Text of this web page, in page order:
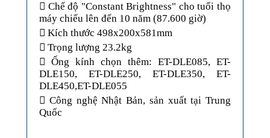
 Chế độ "Constant Brightness" cho tuổi thọ
máy chiếu lên đến 10 năm (87.600 giờ)
 Kích thước 498x200x581mm
 Trọng lượng 23.2kg
 Ống kính chọn thêm: ET-DLE085, ET-
DLE150, ET-DLE250, ET-DLE350, ET-
DLE450,ET-DLE055
 Công nghệ Nhật Bản, sản xuất tại Trung
Quốc